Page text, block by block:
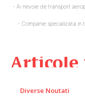
Articole
Diverse Noutati
- Ai nevoie de transport
- Companie specializata in